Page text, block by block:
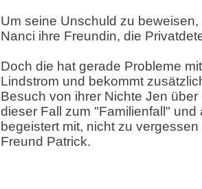
Um seine Unschuld zu
Nanci ihre Freundin, die
Doch die hat gerade Probleme
Lindstrom und bekommt
Besuch von ihrer Nichte Jen
dieser Fall zum "Familienfall" und
begeistert mit, nicht zu
Freund Patrick.